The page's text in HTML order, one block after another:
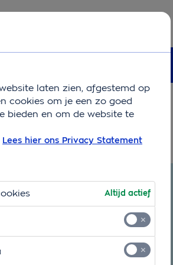
laten zien, afgestemd op
cookies om je een zo goed
bieden en om de website te
Lees hier ons Privacy Statement
Altijd actief